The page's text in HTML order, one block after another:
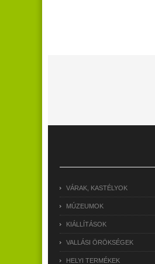
VÁRAK, KASTÉLYOK
MÚZEUMOK
KIÁLLÍTÁSOK
VALLÁSI ÖRÖKSÉGEK
HELYI TERMÉKEK